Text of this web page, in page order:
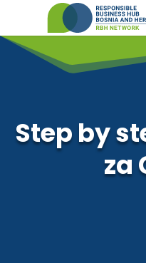
Step by
za